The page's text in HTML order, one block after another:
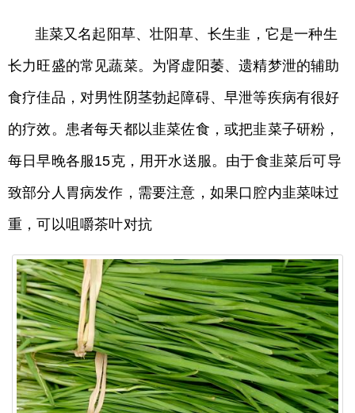
韭菜又名起阳草、壮阳草、长生韭，它是一种生
长力旺盛的常见蔬菜。为肾虚阳萎、遗精梦泄的辅助
食疗佳品，对男性阴茎勃起障碍、早泄等疾病有很好
的疗效。患者每天都以韭菜佐食，或把韭菜子研粉，
每日早晚各服15克，用开水送服。由于食韭菜后可导
致部分人胃病发作，需要注意，如果口腔内韭菜味过
重，可以咀嚼茶叶对抗